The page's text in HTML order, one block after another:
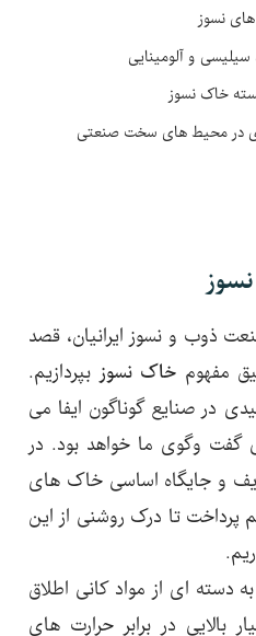
نسوز
و آلومینایی
خاک نسوز
در محیط های سخت صنعتی
ذوب و نسوز ایرانیان، قصد
مفهوم خاک نسوز بپردازیم.
در صنایع گوناگون ایفا می
گفت وگوی ما خواهد بود. در
و جایگاه اساسی خاک های
پرداخت تا درک روشنی از این
دسته ای از مواد کانی اطلاق
بالایی در برابر حرارت های